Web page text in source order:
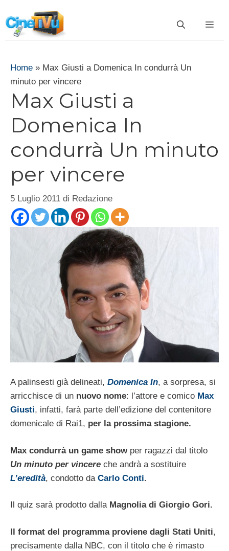
al
contenuto
Home » Max Giusti a Domenica In condurrà Un
minuto per vincere
Max Giusti a
Domenica In
condurrà Un minuto
per vincere
5 Luglio 2011 di Redazione
A palinsesti già delineati, Domenica In, a sorpresa, si
arricchisce di un nuovo nome: l’attore e comico Max
Giusti, infatti, farà parte dell’edizione del contenitore
domenicale di Rai1, per la prossima stagione.
Max condurrà un game show per ragazzi dal titolo
Un minuto per vincere che andrà a sostituire
L’eredità, condotto da Carlo Conti.
Il quiz sarà prodotto dalla Magnolia di Giorgio Gori.
Il format del programma proviene dagli Stati Uniti,
precisamente dalla NBC, con il titolo che è rimasto